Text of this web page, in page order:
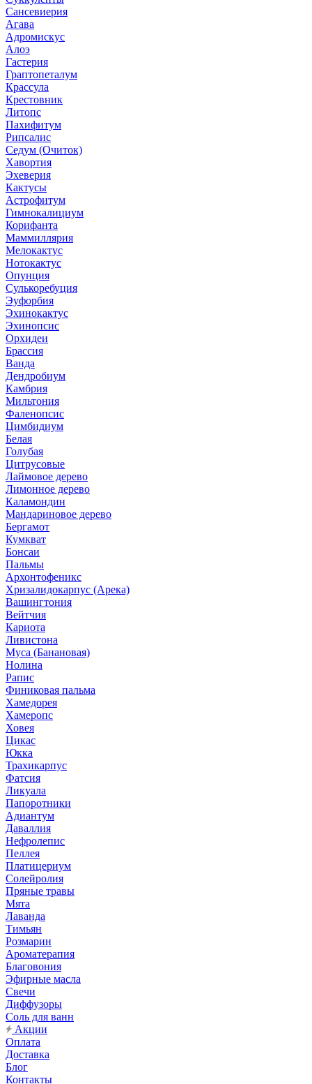
Сансевиерия
Агава
Адромискус
Алоэ
Гастерия
Граптопеталум
Крассула
Крестовник
Литопс
Пахифитум
Рипсалис
Седум (Очиток)
Хавортия
Эхеверия
Кактусы
Астрофитум
Гимнокалициум
Корифанта
Маммиллярия
Мелокактус
Нотокактус
Опунция
Сулькоребуция
Эуфорбия
Эхинокактус
Эхинопсис
Орхидеи
Брассия
Ванда
Дендробиум
Камбрия
Мильтония
Фаленопсис
Цимбидиум
Белая
Голубая
Цитрусовые
Лаймовое дерево
Лимонное дерево
Каламондин
Мандариновое дерево
Бергамот
Кумкват
Бонсаи
Пальмы
Архонтофеникс
Хризалидокарпус (Арека)
Вашингтония
Вейтчия
Кариота
Ливистона
Муса (Банановая)
Нолина
Рапис
Финиковая пальма
Хамедорея
Хамеропс
Ховея
Цикас
Юкка
Трахикарпус
Фатсия
Ликуала
Папоротники
Адиантум
Даваллия
Нефролепис
Пеллея
Платицериум
Солейролия
Пряные травы
Мята
Лаванда
Тимьян
Розмарин
Ароматерапия
Благовония
Эфирные масла
Свечи
Диффузоры
Соль для ванн
Акции
Оплата
Доставка
Блог
Контакты